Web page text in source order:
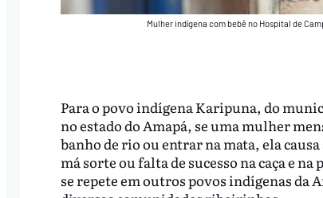
Mulher indígena com bebê no Hospital de
Para o povo indígena Karipuna, do
no estado do Amapá, se uma mulher
banho de rio ou entrar na mata, ela causa
má sorte ou falta de sucesso na caça e na
se repete em outros povos indígenas da